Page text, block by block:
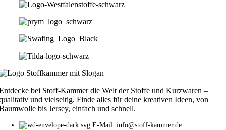
bei Stoff-Kammer die Welt der Stoffe und Kurzwaren –
und vielseitig. Finde alles für deine kreativen Ideen, von
bis Jersey, einfach und schnell.
E-Mail: info@stoff-kammer.de